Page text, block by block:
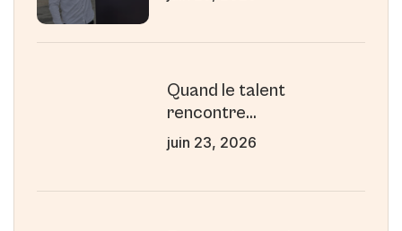
Quand le talent
rencontre
l’accompagnement : le
juin 23, 2026